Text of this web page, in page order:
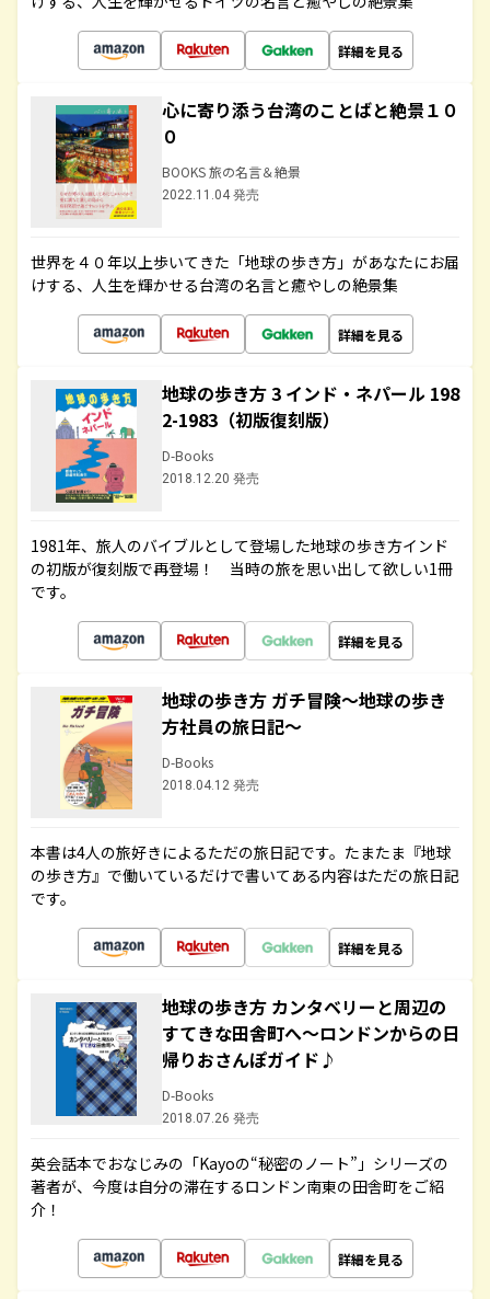
詳細を見る
心に寄り添う台湾のことばと絶景１０
０
BOOKS 旅の名言＆絶景
2022.11.04 発売
世界を４０年以上歩いてきた「地球の歩き方」があなたにお届
けする、人生を輝かせる台湾の名言と癒やしの絶景集
詳細を見る
地球の歩き方 3 インド・ネパール 198
2-1983（初版復刻版）
D-Books
2018.12.20 発売
1981年、旅人のバイブルとして登場した地球の歩き方インド
の初版が復刻版で再登場！ 当時の旅を思い出して欲しい1冊
です。
詳細を見る
地球の歩き方 ガチ冒険～地球の歩き
方社員の旅日記～
D-Books
2018.04.12 発売
本書は4人の旅好きによるただの旅日記です。たまたま『地球
の歩き方』で働いているだけで書いてある内容はただの旅日記
です。
詳細を見る
地球の歩き方 カンタベリーと周辺の
すてきな田舎町へ～ロンドンからの日
帰りおさんぽガイド♪
D-Books
2018.07.26 発売
英会話本でおなじみの「Kayoの“秘密のノート”」シリーズの
著者が、今度は自分の滞在するロンドン南東の田舎町をご紹
介！
詳細を見る